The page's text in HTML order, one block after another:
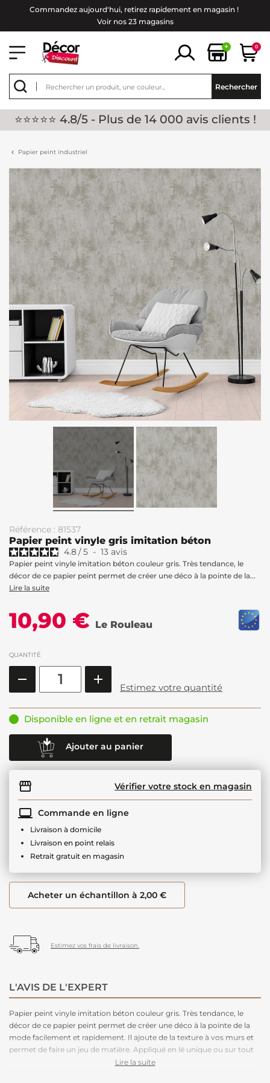
Commandez aujourd'hui, retirez rapidement en magasin !
Voir nos 23 magasins
+ 0
Rechercher
⭐⭐⭐⭐⭐ 4.8/5 - Plus de 14 000 avis clients !
Papier peint industriel
Référence : 81537
Papier peint vinyle gris imitation béton
4.8/5 - 13 avis
Papier peint vinyle imitation béton couleur gris. Très tendance, le
décor de ce papier peint permet de créer une déco à la pointe de la...
Lire la suite
10,90 € Le Rouleau
QUANTITÉ
Estimez votre quantité
Disponible en ligne et en retrait magasin
Ajouter au panier
Vérifier votre stock en magasin
Commande en ligne
Livraison à domicile
Livraison en point relais
Retrait gratuit en magasin
Acheter un échantillon à 2,00 €
Estimez vos frais de livraison.
L'AVIS DE L'EXPERT
Papier peint vinyle imitation béton couleur gris. Très tendance, le
décor de ce papier peint permet de créer une déco à la pointe de la
mode facilement et rapidement. Il ajoute de la texture à vos murs et
permet de faire un jeu de matière. Appliqué en lé unique ou sur tout
un pan de mur l'effet est immédiatement réussi. Facile d'entretien.
Lire la suite